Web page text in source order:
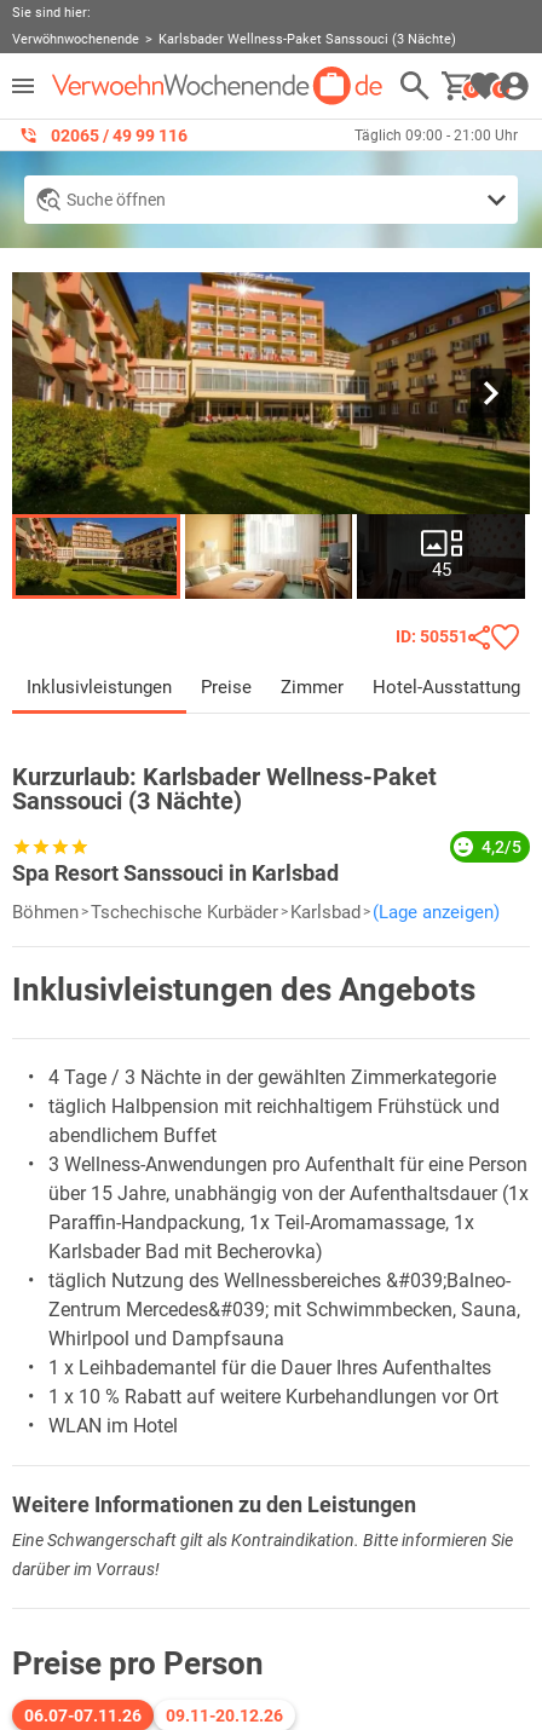
Sie sind hier:
Verwöhnwochenende
Karlsbader Wellness-Paket Sanssouci (3 Nächte)
0 0
02065 / 49 ‌99 116 Täglich 09:00 - 21:00 Uhr
Suche öffnen
45
ID: 50551
Inklusivleistungen Preise Zimmer Hotel-Ausstattung
Kurzurlaub: Karlsbader Wellness-Paket
Sanssouci (3 Nächte)
Spa Resort Sanssouci in Karlsbad
4,2/5
Böhmen Tschechische Kurbäder Karlsbad (Lage anzeigen)
Inklusivleistungen des Angebots
4 Tage / 3 Nächte in der gewählten Zimmerkategorie
täglich Halbpension mit reichhaltigem Frühstück und
abendlichem Buffet
3 Wellness-Anwendungen pro Aufenthalt für eine Person
über 15 Jahre, unabhängig von der Aufenthaltsdauer (1x
Paraffin-Handpackung, 1x Teil-Aromamassage, 1x
Karlsbader Bad mit Becherovka)
täglich Nutzung des Wellnessbereiches &#039;Balneo-
Zentrum Mercedes&#039; mit Schwimmbecken, Sauna,
Whirlpool und Dampfsauna
1 x Leihbademantel für die Dauer Ihres Aufenthaltes
1 x 10 % Rabatt auf weitere Kurbehandlungen vor Ort
WLAN im Hotel
Weitere Informationen zu den Leistungen
Eine Schwangerschaft gilt als Kontraindikation. Bitte informieren Sie
darüber im Vorraus!
Preise pro Person
06.07-07.11.26 09.11-20.12.26